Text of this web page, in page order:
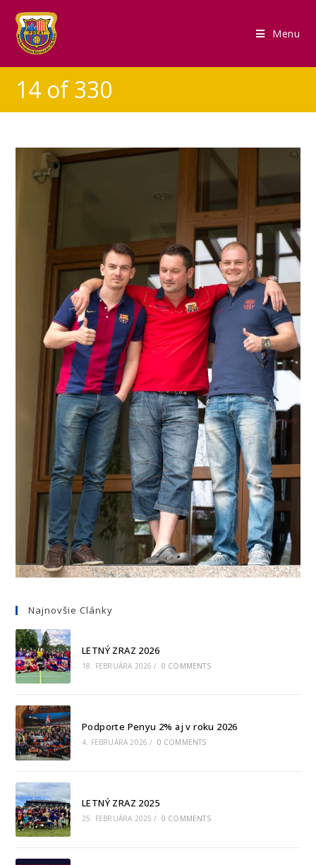
Menu
14 of 330
Najnovšie Clánky
LETNÝ ZRAZ 2026
18. FEBRUÁRA 2026 / 0 COMMENTS
Podporte Penyu 2% aj v roku 2026
4. FEBRUÁRA 2026 / 0 COMMENTS
LETNÝ ZRAZ 2025
25. FEBRUÁRA 2025 / 0 COMMENTS